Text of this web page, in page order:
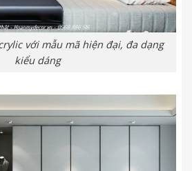
với mẫu mã hiện đại, đa dạng
kiểu dáng